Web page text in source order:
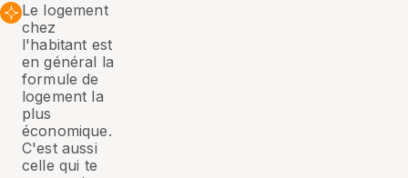
Le logement
chez
l'habitant est
en général la
formule de
logement la
plus
économique.
C'est aussi
celle qui te